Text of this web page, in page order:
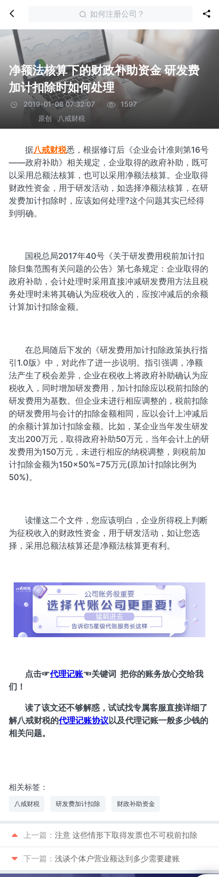
如何注册公司？
净额法核算下的财政补助资金 研发费
加计扣除时如何处理
2019-01-08 07:32:07
1597
原创
八戒财税
据八戒财税悉，根据修订后《企业会计准则第16号
——政府补助》相关规定，企业取得的政府补助，既可
以采用总额法核算，也可以采用净额法核算。企业取得
财政性资金，用于研发活动，如选择净额法核算，在研
发费加计扣除时，应该如何处理?这个问题其实已经得
到明确。
国税总局2017年40号《关于研发费用税前加计扣
除归集范围有关问题的公告》第七条规定：企业取得的
政府补助，会计处理时采用直接冲减研发费用方法且税
务处理时未将其确认为应税收入的，应按冲减后的余额
计算加计扣除金额。
在总局随后下发的《研发费用加计扣除政策执行指
引1.0版》中，对此作了进一步说明。指引强调，净额
法产生了税会差异，企业在税收上将政府补助确认为应
税收入，同时增加研发费用，加计扣除应以税前扣除的
研发费用为基数。但企业未进行相应调整的，税前扣除
的研发费用与会计的扣除金额相同，应以会计上冲减后
的余额计算加计扣除金额。比如，某企业当年发生研发
支出200万元，取得政府补助50万元，当年会计上的研
发费用为150万元，未进行相应的纳税调整，则税前加
计扣除金额为150×50%=75万元(原加计扣除比例为
50%)。
读懂这二个文件，您应该明白，企业所得税上判断
为征税收入的财政性资金，用于研发活动，如让您选
择，采用总额法核算还是净额法核算更有利。
点击☞代理记账☜关键词 把你的账务放心交给我
们！
读了该文还不够解惑，试试找专属客服直接详细了
解八戒财税的代理记账协议以及代理记账一般多少钱的
相关问题。
相关标签：
八戒财税 研发费加计扣除 财政补助资金
上一篇： 注意 这些情形下取得发票也不可税前扣除
下一篇： 浅谈个体户营业额达到多少需要建账